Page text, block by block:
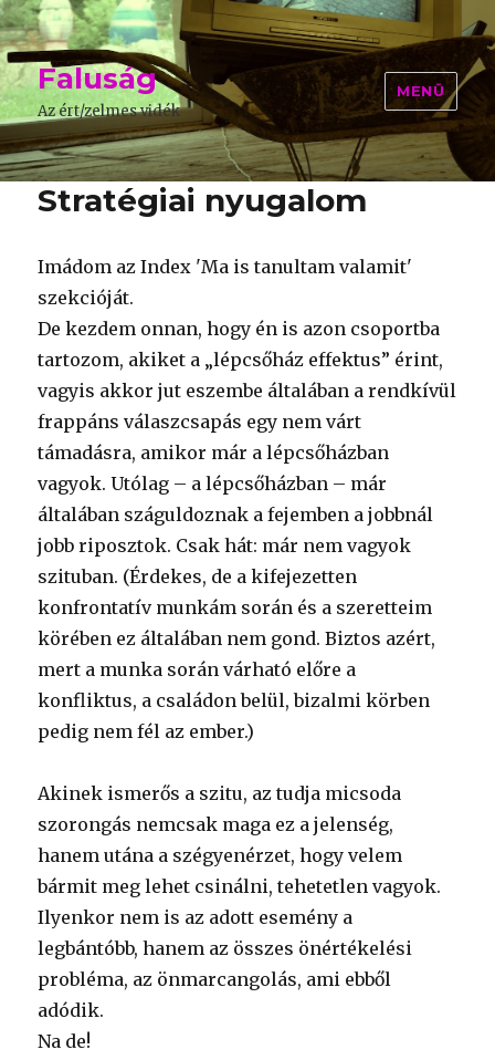
Faluság
Az ért/zelmes vidék
MENÜ
Stratégiai nyugalom
Imádom az Index 'Ma is tanultam valamit'
szekcióját.
De kezdem onnan, hogy én is azon csoportba
tartozom, akiket a „lépcsőház effektus” érint,
vagyis akkor jut eszembe általában a rendkívül
frappáns válaszcsapás egy nem várt
támadásra, amikor már a lépcsőházban
vagyok. Utólag – a lépcsőházban – már
általában száguldoznak a fejemben a jobbnál
jobb riposztok. Csak hát: már nem vagyok
szituban. (Érdekes, de a kifejezetten
konfrontatív munkám során és a szeretteim
körében ez általában nem gond. Biztos azért,
mert a munka során várható előre a
konfliktus, a családon belül, bizalmi körben
pedig nem fél az ember.)
Akinek ismerős a szitu, az tudja micsoda
szorongás nemcsak maga ez a jelenség,
hanem utána a szégyenérzet, hogy velem
bármit meg lehet csinálni, tehetetlen vagyok.
Ilyenkor nem is az adott esemény a
legbántóbb, hanem az összes önértékelési
probléma, az önmarcangolás, ami ebből
adódik.
Na de!